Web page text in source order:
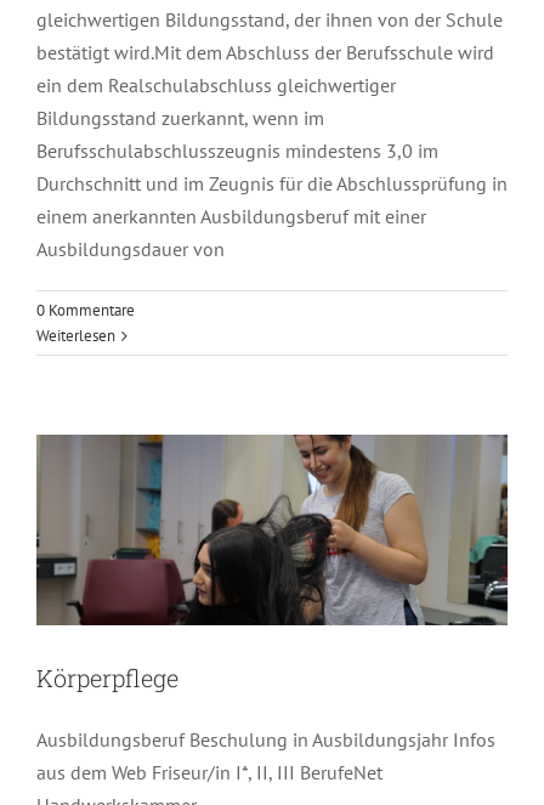
Satzung
gleichwertigen Bildungsstand, der ihnen von der Schule
bestätigt wird.Mit dem Abschluss der Berufsschule wird
ein dem Realschulabschluss gleichwertiger
Bildungsstand zuerkannt, wenn im
Berufsschulabschlusszeugnis mindestens 3,0 im
Durchschnitt und im Zeugnis für die Abschlussprüfung in
einem anerkannten Ausbildungsberuf mit einer
Ausbildungsdauer von
0 Kommentare
Weiterlesen
Körperpflege
Körperpflege
Ausbildungsberuf Beschulung in Ausbildungsjahr Infos
aus dem Web Friseur/in I*, II, III BerufeNet